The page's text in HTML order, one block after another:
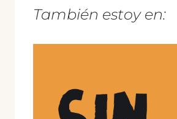
También estoy en: